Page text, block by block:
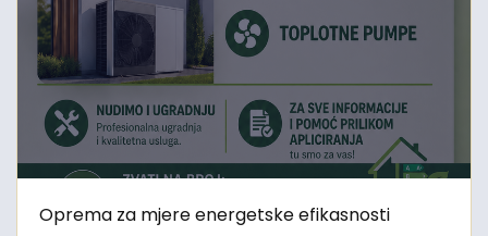
Oprema za mjere energetske efikasnosti